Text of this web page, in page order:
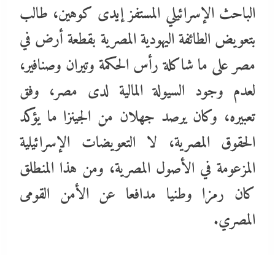
الباحث الإسرائيلي المستفز إيدى كوهين، طالب
بتعويض الطائفة اليهودية المصرية بقطعة أرض في
مصر على ما شاكلة رأس الحكمة وتيران وصنافير،
لعدم وجود السيولة المالية لدى مصر، وفق
تعبيره، وكان يرصد جهلان من الجينزا ما يؤكد
الحقوق المصرية، لا التعويضات الإسرائيلية
المزعومة في الأصول المصرية، ومن هذا المنطلق
كان رمزا وطنيا مدافعا عن الأمن القومى
المصري.